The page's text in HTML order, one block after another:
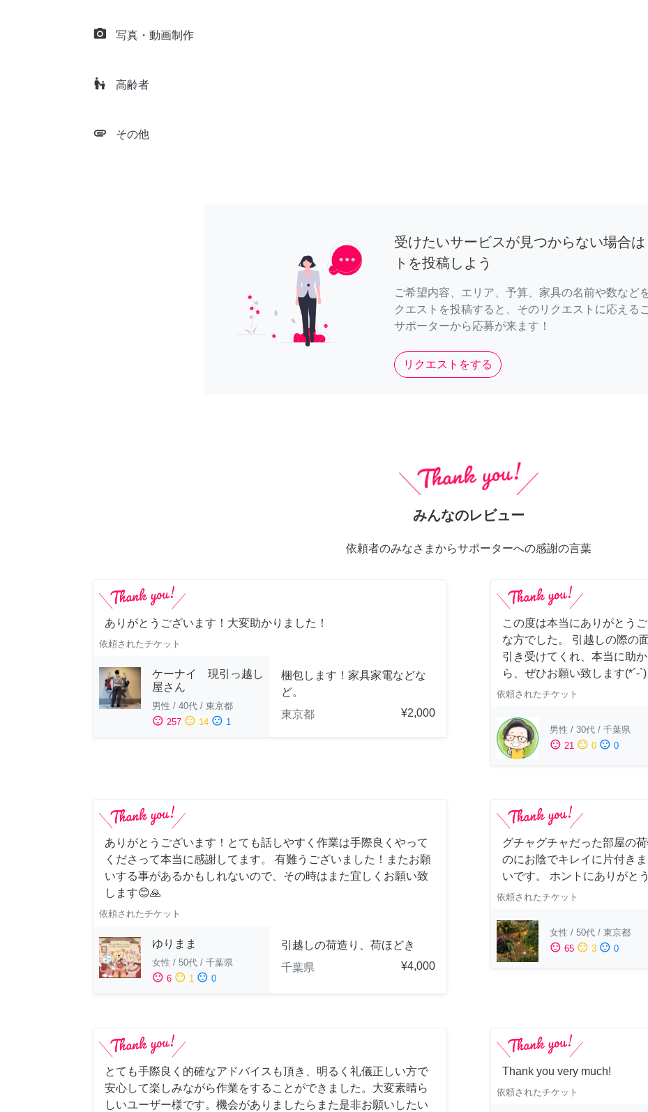
camera_alt 写真・動画制作
escalator_warning 高齢者
attachment その他
受けたいサービスが見つからない場合は
トを投稿しよう
ご希望内容、エリア、予算、家具の名前や数など
クエストを投稿すると、そのリクエストに応える
サポーターから応募が来ます！
リクエストをする
みんなのレビュー
依頼者のみなさまからサポーターへの感謝の言葉
ありがとうございます！大変助かりました！
依頼されたチケット
ケーナイ 現引っ越し
屋さん
男性 / 40代 / 東京都
sentiment_satisfied 257 sentiment_neutral 14 sentiment_dissatisfied 1
梱包します！家具家電などな
ど。
東京都
¥2,000
この度は本当にありがとう
な方でした。 引越しの際の
引き受けてくれ、本当に助
ら、ぜひお願い致します(*´-`)
依頼されたチケット
男性 / 30代 / 千葉県
sentiment_satisfied 21 sentiment_neutral 0 sentiment_dissatisfied 0
ありがとうございます！とても話しやすく作業は手際良くやって
くださって本当に感謝してます。 有難うございました！またお願
いする事があるかもしれないので、その時はまた宜しくお願い致
します😊🙏
依頼されたチケット
ゆりまま
女性 / 50代 / 千葉県
sentiment_satisfied 6 sentiment_neutral 1 sentiment_dissatisfied 0
引越しの荷造り、荷ほどき
千葉県
¥4,000
グチャグチャだった部屋の
のにお陰でキレイに片付き
いです。 ホントにありがと
依頼されたチケット
女性 / 50代 / 東京都
sentiment_satisfied 65 sentiment_neutral 3 sentiment_dissatisfied 0
とても手際良く的確なアドバイスも頂き、明るく礼儀正しい方で
安心して楽しみながら作業をすることができました。大変素晴ら
しいユーザー様です。機会がありましたらまた是非お願いしたい
Thank you very much!
依頼されたチケット